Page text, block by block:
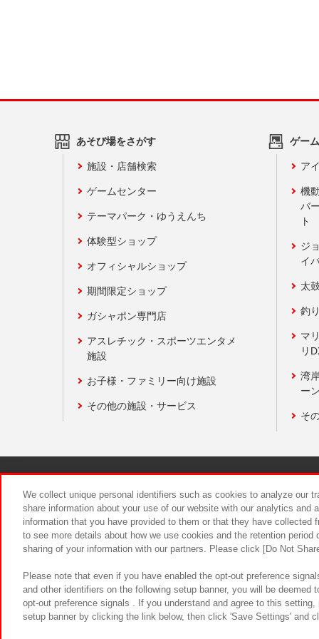
あそび場をさがす
施設・店舗検索
ゲームセンター
テーマパーク・ゆうえんち
体験型ショップ
オフィシャルショップ
期間限定ショップ
ガシャポン専門店
アスレチック・スポーツエンタメ
施設
お子様・ファミリー向け施設
その他の施設・サービス
ゲー
ア
機
バ
ト
ジ
イ
太
釣
マ
リ
湾
ー
そ
食品のご
We collect unique personal identifiers such as cookies to analyze our
share information about your use of our website with our analytics and
information that you have provided to them or that they have
to see more details about how we use cookies and the retention
sharing of your information with our partners. Please click [Do Not
Please note that even if you have enabled the opt-out preference
and other identifiers on the following setup banner, you will be
opt-out preference signals . If you understand and agree to this
setup banner by clicking the link below, then click 'Save Settings' and